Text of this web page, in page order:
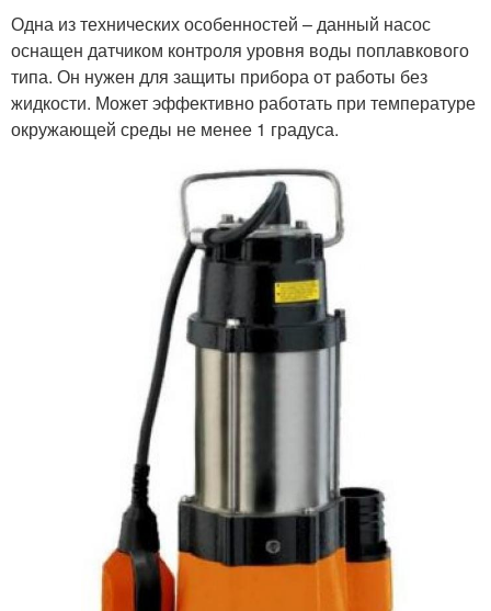
Одна из технических особенностей – данный насос
оснащен датчиком контроля уровня воды поплавкового
типа. Он нужен для защиты прибора от работы без
жидкости. Может эффективно работать при температуре
окружающей среды не менее 1 градуса.